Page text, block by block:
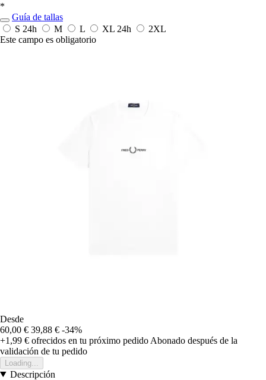
*
Guía de tallas
S 24h M L XL 24h
2XL
Este campo es obligatorio
Desde
60,00 € 39,88 € -34%
+1,99 € ofrecidos en tu próximo pedido Abonado después de la
validación de tu pedido
Loading...
Descripción